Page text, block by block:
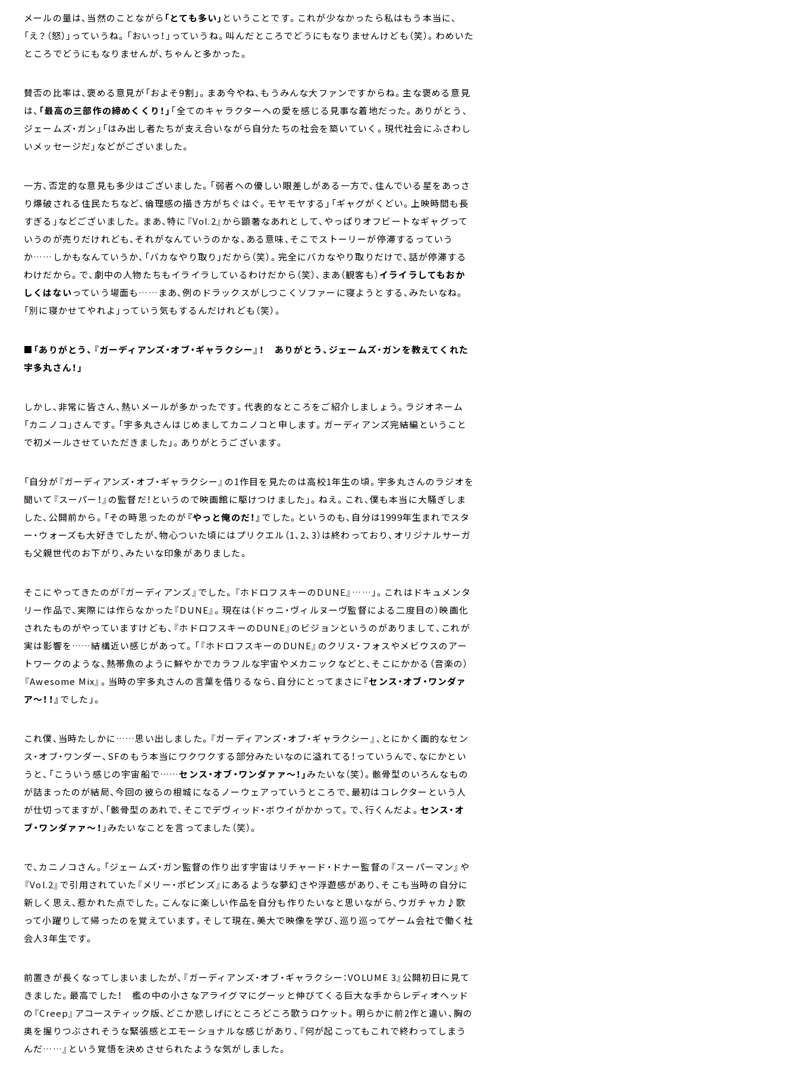
メールの量は、当然のことながら 「とても多い」 ということです。これが少なかったら私はもう本当に、
「え？（怒）」っていうね。「おいっ！」っていうね。叫んだところでどうにもなりませんけども（笑）。わめいた
ところでどうにもなりませんが、ちゃんと多かった。
賛否の比率は、褒める意見が「およそ9割」。まあ今やね、もうみんな大ファンですからね。主な褒める意見
は、 「最高の三部作の締めくくり！」 「全てのキャラクターへの愛を感じる見事な着地だった。ありがとう、
ジェームズ・ガン」「はみ出し者たちが支え合いながら自分たちの社会を築いていく。現代社会にふさわし
いメッセージだ」などがございました。
一方、否定的な意見も多少はございました。「弱者への優しい眼差しがある一方で、住んでいる星をあっさ
り爆破される住民たちなど、倫理感の描き方がちぐはぐ。モヤモヤする」「ギャグがくどい。上映時間も長
すぎる」などございました。まあ、特に『Vol.2』から顕著なあれとして、やっぱりオフビートなギャグって
いうのが売りだけれども、それがなんていうのかな、ある意味、そこでストーリーが停滞するっていう
か……しかもなんていうか、「バカなやり取り」だから（笑）。完全にバカなやり取りだけで、話が停滞する
わけだから。で、劇中の人物たちもイライラしているわけだから（笑）、まあ（観客も）イライラしてもおか
しくはないっていう場面も……まあ、例のドラックスがしつこくソファーに寝ようとする、みたいなね。
「別に寝かせてやれよ」っていう気もするんだけれども（笑）。
■「ありがとう、『ガーディアンズ・オブ・ギャラクシー』！ ありがとう、ジェームズ・ガンを教えてくれた
宇多丸さん！」
しかし、非常に皆さん、熱いメールが多かったです。代表的なところをご紹介しましょう。ラジオネーム
「カニノコ」さんです。「宇多丸さんはじめましてカニノコと申します。ガーディアンズ完結編ということ
で初メールさせていただきました」。ありがとうございます。
「自分が『ガーディアンズ・オブ・ギャラクシー』の1作目を見たのは高校1年生の頃。宇多丸さんのラジオを
聞いて『スーパー！』の監督だ！というので映画館に駆けつけました」。ねえ。これ、僕も本当に大騒ぎしま
した、公開前から。「その時思ったのが 『やっと俺のだ！』 でした。というのも、自分は1999年生まれでスタ
ー・ウォーズも大好きでしたが、物心ついた頃にはプリクエル（1、2、3）は終わっており、オリジナルサーガ
も父親世代のお下がり、みたいな印象がありました。
そこにやってきたのが『ガーディアンズ』でした。『ホドロフスキーのDUNE』……」。これはドキュメンタ
リー作品で、実際には作らなかった『DUNE』。現在は（ドゥニ・ヴィルヌーヴ監督による二度目の）映画化
されたものがやっていますけども、『ホドロフスキーのDUNE』のビジョンというのがありまして、これが
実は影響を……結構近い感じがあって。「『ホドロフスキーのDUNE』のクリス・フォスやメビウスのアー
トワークのような、熱帯魚のように鮮やかでカラフルな宇宙やメカニックなどと、そこにかかる（音楽の）
『Awesome Mix』。当時の宇多丸さんの言葉を借りるなら、自分にとってまさに 『センス・オブ・ワンダァ
ア～！！』 でした」。
これ僕、当時たしかに……思い出しました。『ガーディアンズ・オブ・ギャラクシー』、とにかく画的なセン
ス・オブ・ワンダー、SFのもう本当にワクワクする部分みたいなのに溢れてる！っていうんで、なにかとい
うと、「こういう感じの宇宙船で……センス・オブ・ワンダァァ～！」みたいな（笑）。骸骨型のいろんなもの
が詰まったのが結局、今回の彼らの根城になるノーウェアっていうところで、最初はコレクターという人
が仕切ってますが、「骸骨型のあれで、そこでデヴィッド・ボウイがかかって。で、行くんだよ。 センス・オ
ブ・ワンダァァ～！ 」みたいなことを言ってました（笑）。
で、カニノコさん。「ジェームズ・ガン監督の作り出す宇宙はリチャード・ドナー監督の『スーパーマン』や
『Vol.2』で引用されていた『メリー・ポピンズ』にあるような夢幻さや浮遊感があり、そこも当時の自分に
新しく思え、惹かれた点でした。こんなに楽しい作品を自分も作りたいなと思いながら、ウガチャカ♪歌
って小躍りして帰ったのを覚えています。そして現在、美大で映像を学び、巡り巡ってゲーム会社で働く社
会人3年生です。
前置きが長くなってしまいましたが、『ガーディアンズ・オブ・ギャラクシー：VOLUME 3』公開初日に見て
きました。最高でした！ 檻の中の小さなアライグマにグーッと伸びてくる巨大な手からレディオヘッド
の『Creep』アコースティック版、どこか悲しげにところどころ歌うロケット。明らかに前2作と違い、胸の
奥を握りつぶされそうな緊張感とエモーショナルな感じがあり、『何が起こってもこれで終わってしまう
んだ……』という覚悟を決めさせられたような気がしました。